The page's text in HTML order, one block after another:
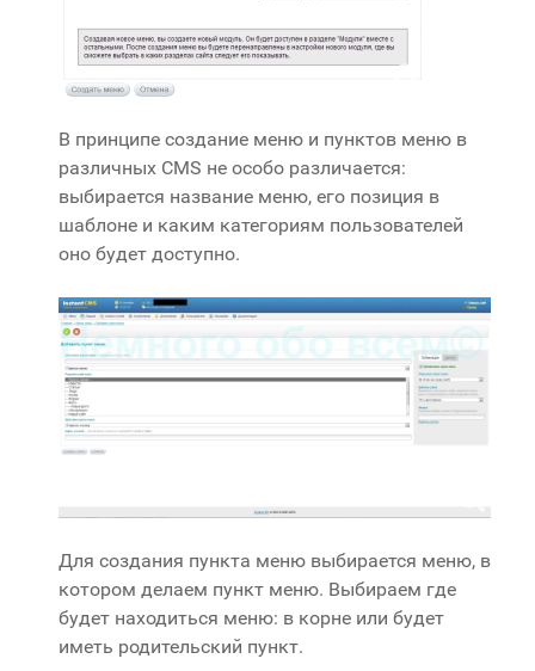
В принципе создание меню и пунктов меню в
различных CMS не особо различается:
выбирается название меню, его позиция в
шаблоне и каким категориям пользователей
оно будет доступно.
Для создания пункта меню выбирается меню, в
котором делаем пункт меню. Выбираем где
будет находиться меню: в корне или будет
иметь родительский пункт.